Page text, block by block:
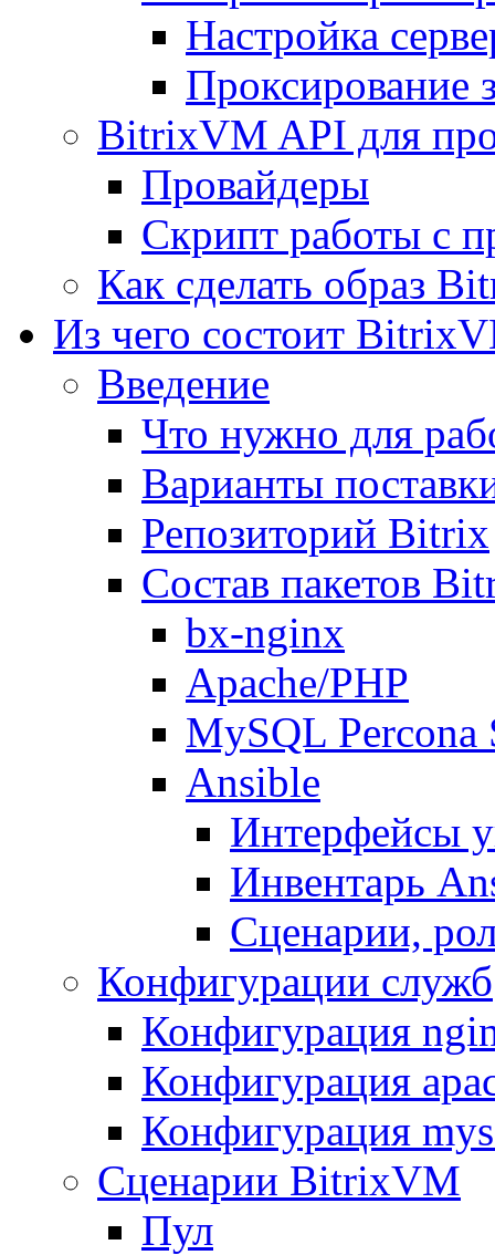
Настройка
Проксирование
BitrixVM API для
Провайдеры
Скрипт работы с
Как сделать образ
Из чего состоит
Введение
Что нужно для
Варианты
Репозиторий Bitrix
Состав пакетов
bx-nginx
Apache/PHP
MySQL Percona
Ansible
Интерфейсы
Инвентарь
Сценарии,
Конфигурации служб
Конфигурация
Конфигурация
Конфигурация
Сценарии BitrixVM
Пул